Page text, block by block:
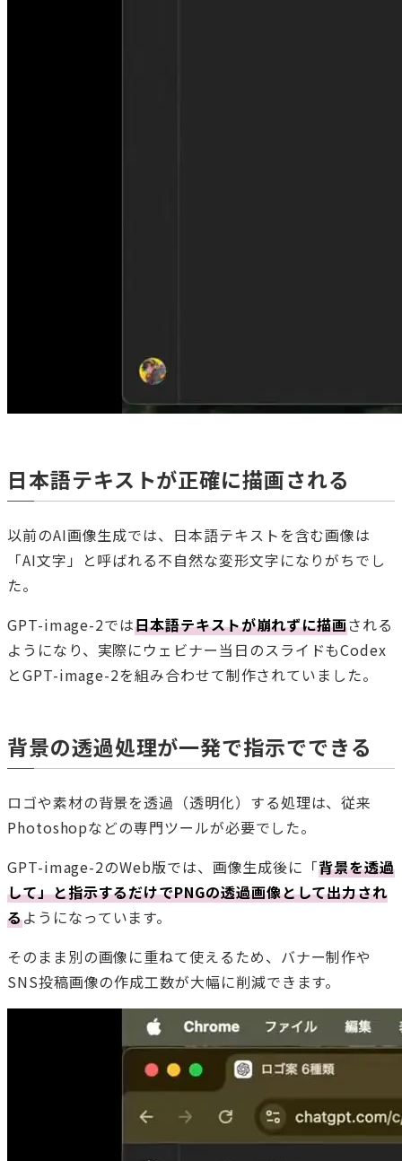
日本語テキストが正確に描画される
以前のAI画像生成では、日本語テキストを含む画像は
「AI文字」と呼ばれる不自然な変形文字になりがちでし
た。
GPT-image-2では日本語テキストが崩れずに描画される
ようになり、実際にウェビナー当日のスライドもCodex
とGPT-image-2を組み合わせて制作されていました。
背景の透過処理が一発で指示でできる
ロゴや素材の背景を透過（透明化）する処理は、従来
Photoshopなどの専門ツールが必要でした。
GPT-image-2のWeb版では、画像生成後に「背景を透過
して」と指示するだけでPNGの透過画像として出力され
るようになっています。
そのまま別の画像に重ねて使えるため、バナー制作や
SNS投稿画像の作成工数が大幅に削減できます。